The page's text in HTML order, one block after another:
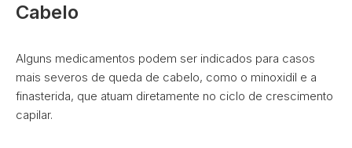
Cabelo
Alguns medicamentos podem ser indicados para casos
mais severos de queda de cabelo, como o minoxidil e a
finasterida, que atuam diretamente no ciclo de crescimento
capilar.